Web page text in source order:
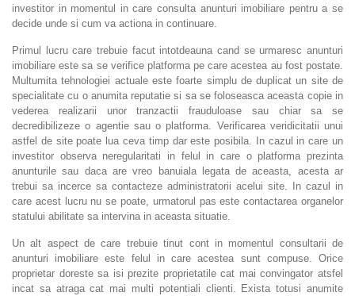
investitor in momentul in care consulta anunturi imobiliare pentru a se
decide unde si cum va actiona in continuare.
Primul lucru care trebuie facut intotdeauna cand se urmaresc anunturi
imobiliare este sa se verifice platforma pe care acestea au fost postate.
Multumita tehnologiei actuale este foarte simplu de duplicat un site de
specialitate cu o anumita reputatie si sa se foloseasca aceasta copie in
vederea realizarii unor tranzactii frauduloase sau chiar sa se
decredibilizeze o agentie sau o platforma. Verificarea veridicitatii unui
astfel de site poate lua ceva timp dar este posibila. In cazul in care un
investitor observa neregularitati in felul in care o platforma prezinta
anunturile sau daca are vreo banuiala legata de aceasta, acesta ar
trebui sa incerce sa contacteze administratorii acelui site. In cazul in
care acest lucru nu se poate, urmatorul pas este contactarea organelor
statului abilitate sa intervina in aceasta situatie.
Un alt aspect de care trebuie tinut cont in momentul consultarii de
anunturi imobiliare este felul in care acestea sunt compuse. Orice
proprietar doreste sa isi prezite proprietatile cat mai convingator atsfel
incat sa atraga cat mai multi potentiali clienti. Exista totusi anumite